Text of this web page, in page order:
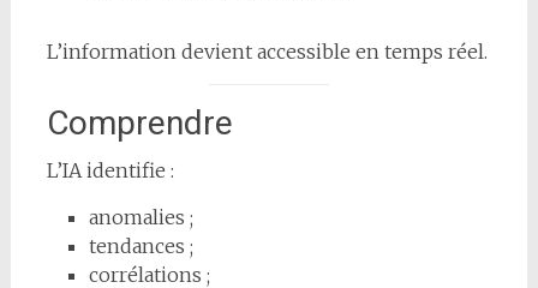
L’information devient accessible en temps réel.
Comprendre
L’IA identifie :
anomalies ;
tendances ;
corrélations ;